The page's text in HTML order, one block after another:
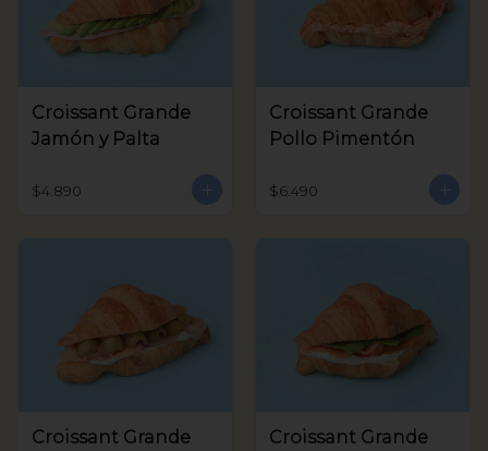
Croissant Grande
Jamón y Palta
$4.890
Croissant Grande
Pollo Pimentón
$6.490
Croissant Grande
Croissant Grande